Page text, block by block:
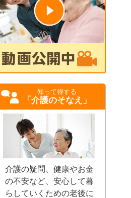
知って得する
「介護のそなえ」
介護の疑問、健康やお金
の不安など、安心して暮
らしていくための老後に